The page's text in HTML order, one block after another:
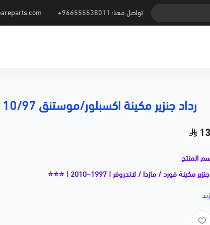
تواصل معنا: +966555538011
رداد جنزير مكينة اكسبلور/موستنق 10/97 V6⭐⭐⭐
المنتج
مكينة فورد / مازدا / لاندروفر | 1997–2010 | ⭐⭐⭐
مختصر
مع عمود الكرنك، مما يمنع أصوات التكتكة ويحافظ على أداء المحرك.